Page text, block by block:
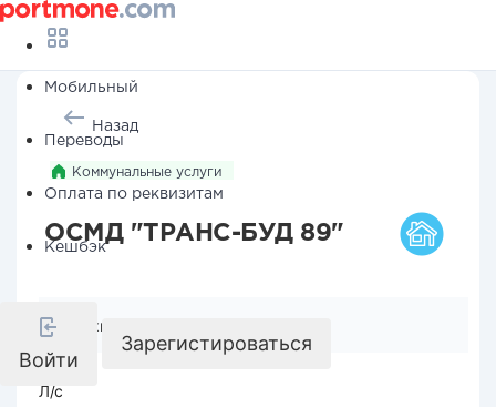
Мобильный
Переводы
Оплата по реквизитам
Кешбэк
Войти
Зарегистироваться
Назад
Коммунальные услуги
ОСМД "ТРАНС-БУД 89"
Реквизиты компании
Л/с